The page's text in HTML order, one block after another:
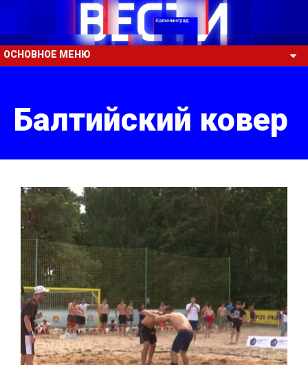
ОСНОВНОЕ МЕНЮ
Балтийский ковер